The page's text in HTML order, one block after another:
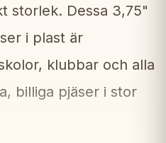
storlek. Dessa 3,75"
i plast är
klubbar och alla
billiga pjäser i stor